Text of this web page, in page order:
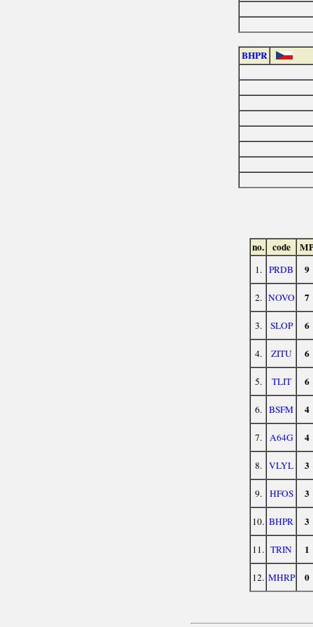
BHPR
no. code
1. PRDB 9
2. NOVO 7
3. SLOP 6
4. ZITU 6
5. TLIT 6
6. BSFM 4
7. A64G 4
8. VLYL 3
9. HFOS 3
10. BHPR 3
11. TRIN 1
12. MHRP 0